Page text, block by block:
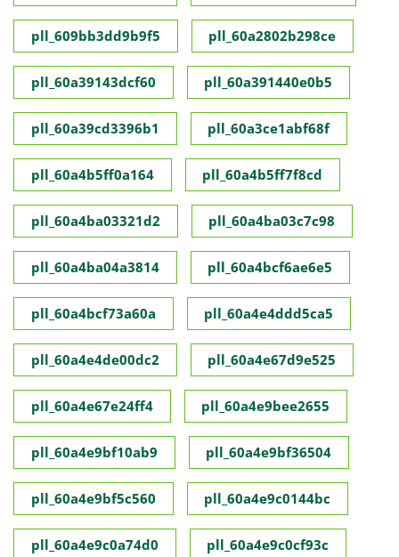
pll_609bb3dd9b9f5 pll_60a2802b298ce
pll_60a39143dcf60 pll_60a391440e0b5
pll_60a39cd3396b1 pll_60a3ce1abf68f
pll_60a4b5ff0a164 pll_60a4b5ff7f8cd
pll_60a4ba03321d2 pll_60a4ba03c7c98
pll_60a4ba04a3814 pll_60a4bcf6ae6e5
pll_60a4bcf73a60a pll_60a4e4ddd5ca5
pll_60a4e4de00dc2 pll_60a4e67d9e525
pll_60a4e67e24ff4 pll_60a4e9bee2655
pll_60a4e9bf10ab9 pll_60a4e9bf36504
pll_60a4e9bf5c560 pll_60a4e9c0144bc
pll_60a4e9c0a74d0 pll_60a4e9c0cf93c